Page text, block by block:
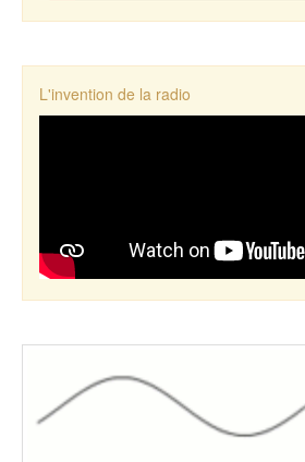
L'invention de la radio